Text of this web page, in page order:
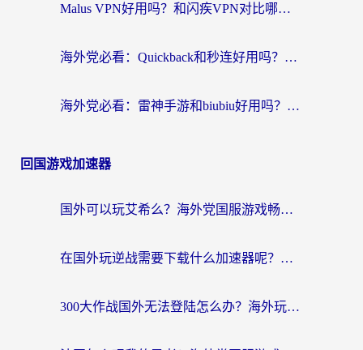
Malus VPN好用吗？和闪疾VPN对比哪个回国效果更好？海外华人的实用避坑指南
海外党必看：Quickback和秒连好用吗？3步选对回国加速器，无缝刷国内资源
海外党必看：雷神手游和biubiu好用吗？3招选对回国加速器无缝刷国内资源
回国游戏加速器
国外可以玩艾希么？海外党国服游戏畅玩终极指南（附加速器选择秘籍）
在国外玩逆战需要下载什么加速器呢？海外党亲测有效的国服游戏加速指南
300大作战国外无法登陆怎么办？海外玩家亲测有效的解决指南